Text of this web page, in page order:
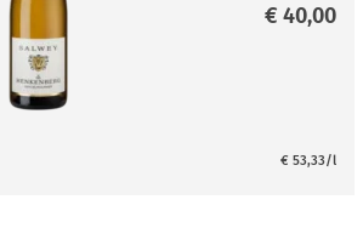
€ 40,00
€ 53,33/l